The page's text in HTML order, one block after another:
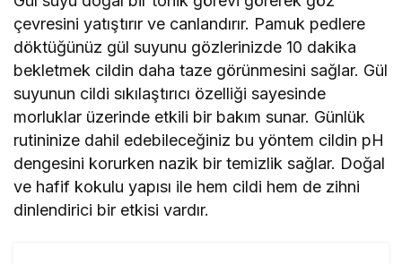
çevresini yatıştırır ve canlandırır. Pamuk pedlere
döktüğünüz gül suyunu gözlerinizde 10 dakika
bekletmek cildin daha taze görünmesini sağlar. Gül
suyunun cildi sıkılaştırıcı özelliği sayesinde
morluklar üzerinde etkili bir bakım sunar. Günlük
rutininize dahil edebileceğiniz bu yöntem cildin pH
dengesini korurken nazik bir temizlik sağlar. Doğal
ve hafif kokulu yapısı ile hem cildi hem de zihni
dinlendirici bir etkisi vardır.